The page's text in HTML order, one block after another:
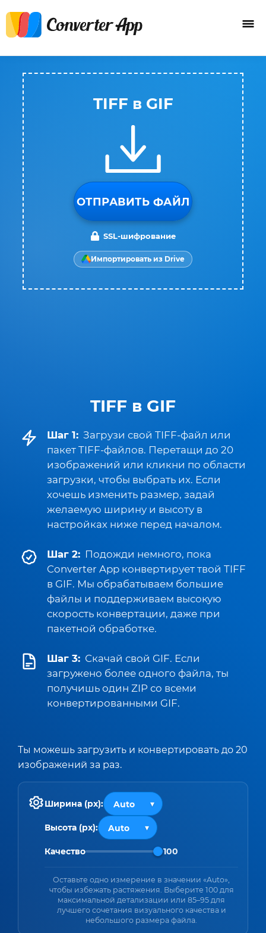
TIFF в GIF
Шаг 1: Загрузи свой TIFF-файл или
пакет TIFF-файлов. Перетащи до 20
изображений или кликни по области
загрузки, чтобы выбрать их. Если
хочешь изменить размер, задай
желаемую ширину и высоту в
настройках ниже перед началом.
Шаг 2: Подожди немного, пока
Converter App конвертирует твой TIFF
в GIF. Мы обрабатываем большие
файлы и поддерживаем высокую
скорость конвертации, даже при
пакетной обработке.
Шаг 3: Скачай свой GIF. Если
загружено более одного файла, ты
получишь один ZIP со всеми
конвертированными GIF.
Ты можешь загрузить и конвертировать до 20
изображений за раз.
Ширина (px):
Высота (px):
Качество 100
Оставьте одно измерение в значении «Auto»,
чтобы избежать растяжения. Выберите 100 для
максимальной детализации или 85–95 для
лучшего сочетания визуального качества и
небольшого размера файла.
TIFF в GIF
ОТПРАВИТЬ ФАЙЛ
SSL-шифрование
Импортировать из Drive